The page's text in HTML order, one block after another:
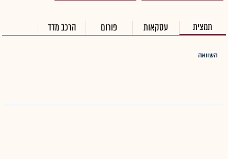
תמצית עסקאות פורום הרכב מדד
השוואה